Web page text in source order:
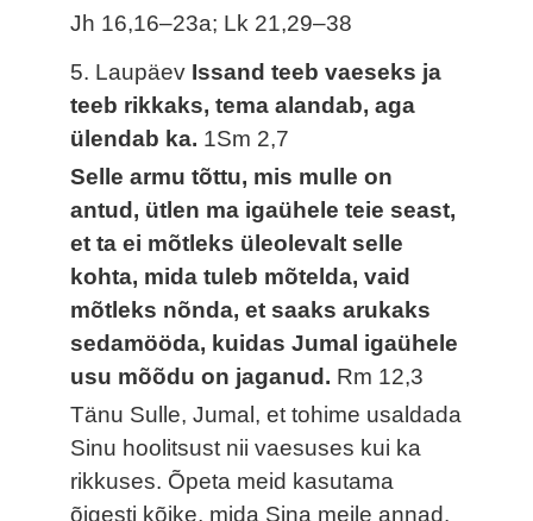
Jh 16,16–23a; Lk 21,29–38
5. Laupäev Issand teeb vaeseks ja
teeb rikkaks, tema alandab, aga
ülendab ka. 1Sm 2,7
Selle armu tõttu, mis mulle on
antud, ütlen ma igaühele teie seast,
et ta ei mõtleks üleolevalt selle
kohta, mida tuleb mõtelda, vaid
mõtleks nõnda, et saaks arukaks
sedamööda, kuidas Jumal igaühele
usu mõõdu on jaganud. Rm 12,3
Tänu Sulle, Jumal, et tohime usaldada
Sinu hoolitsust nii vaesuses kui ka
rikkuses. Õpeta meid kasutama
õigesti kõike, mida Sina meile annad.